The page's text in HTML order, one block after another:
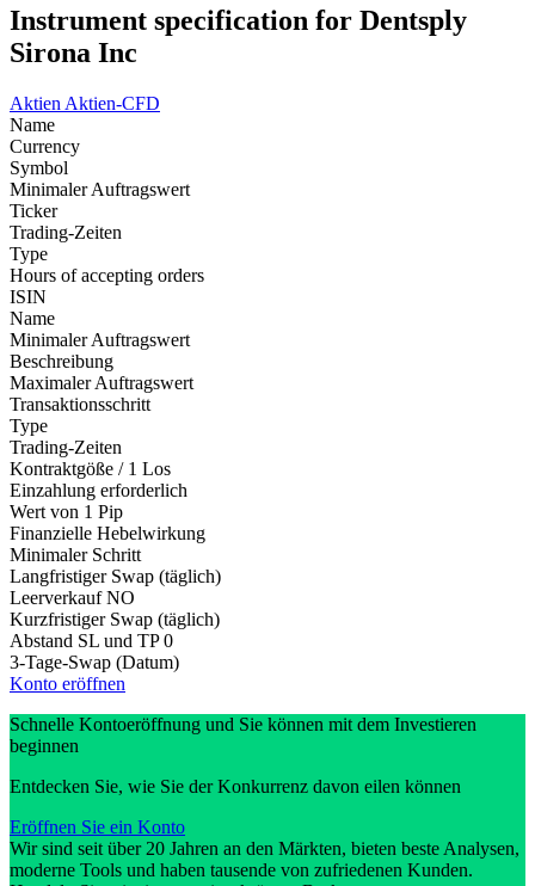
Instrument specification for Dentsply
Sirona Inc
Aktien Aktien-CFD
Name
Currency
Symbol
Minimaler Auftragswert
Ticker
Trading-Zeiten
Type
Hours of accepting orders
ISIN
Name
Minimaler Auftragswert
Beschreibung
Maximaler Auftragswert
Transaktionsschritt
Type
Trading-Zeiten
Kontraktgöße / 1 Los
Einzahlung erforderlich
Wert von 1 Pip
Finanzielle Hebelwirkung
Minimaler Schritt
Langfristiger Swap (täglich)
Leerverkauf NO
Kurzfristiger Swap (täglich)
Abstand SL und TP 0
3-Tage-Swap (Datum)
Konto eröffnen
Schnelle Kontoeröffnung und Sie können mit dem Investieren
beginnen
Entdecken Sie, wie Sie der Konkurrenz davon eilen können
Eröffnen Sie ein Konto
Wir sind seit über 20 Jahren an den Märkten, bieten beste Analysen,
moderne Tools und haben tausende von zufriedenen Kunden.